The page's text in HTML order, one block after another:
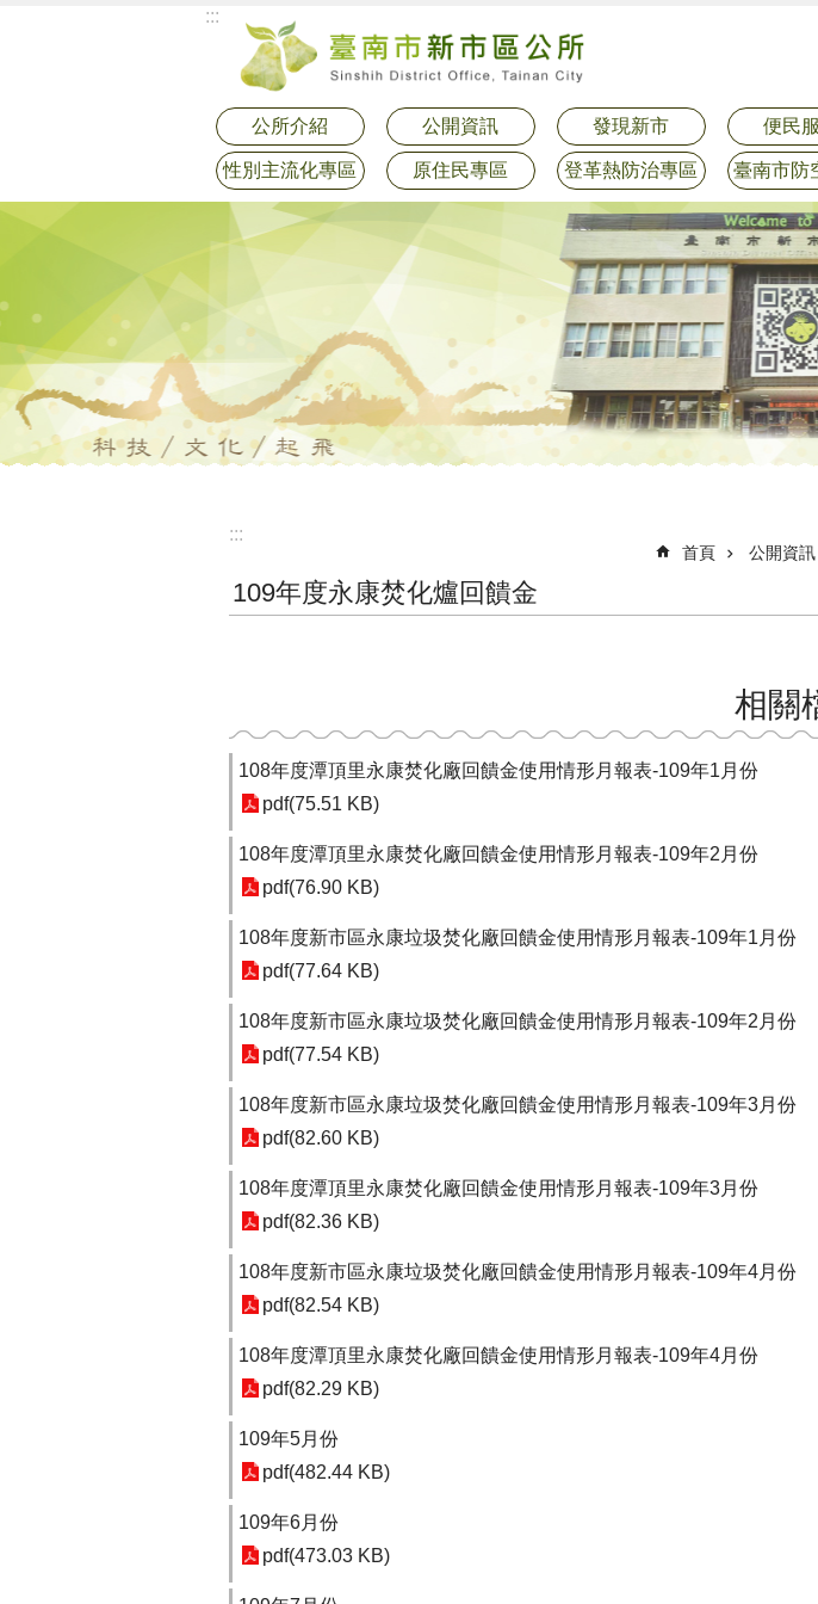
:::
公所介紹 公開資訊 發現新市 便民
性別主流化專區 原住民專區 登革熱防治專區
:::
首頁 公開資訊
109年度永康焚化爐回饋金
相關
108年度潭頂里永康焚化廠回饋金使用情形月報表-109年1月份
pdf(75.51 KB)
108年度潭頂里永康焚化廠回饋金使用情形月報表-109年2月份
pdf(76.90 KB)
108年度新市區永康垃圾焚化廠回饋金使用情形月報表-109年1月份
pdf(77.64 KB)
108年度新市區永康垃圾焚化廠回饋金使用情形月報表-109年2月份
pdf(77.54 KB)
108年度新市區永康垃圾焚化廠回饋金使用情形月報表-109年3月份
pdf(82.60 KB)
108年度潭頂里永康焚化廠回饋金使用情形月報表-109年3月份
pdf(82.36 KB)
108年度新市區永康垃圾焚化廠回饋金使用情形月報表-109年4月份
pdf(82.54 KB)
108年度潭頂里永康焚化廠回饋金使用情形月報表-109年4月份
pdf(82.29 KB)
109年5月份
pdf(482.44 KB)
109年6月份
pdf(473.03 KB)